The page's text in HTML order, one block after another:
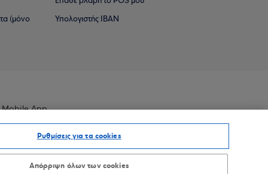
(μόνο
Υπολογιστής IBAN
Mobile App
Ρυθμίσεις για τα cookies
Απόρριψη όλων των cookies